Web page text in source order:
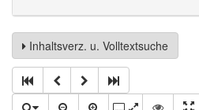
Inhaltsverz. u. Volltextsuche